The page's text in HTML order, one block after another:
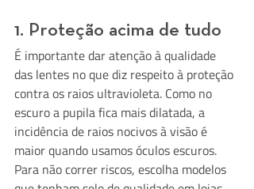
1. Proteção acima de tudo
É importante dar atenção à qualidade
das lentes no que diz respeito à proteção
contra os raios ultravioleta. Como no
escuro a pupila fica mais dilatada, a
incidência de raios nocivos à visão é
maior quando usamos óculos escuros.
Para não correr riscos, escolha modelos